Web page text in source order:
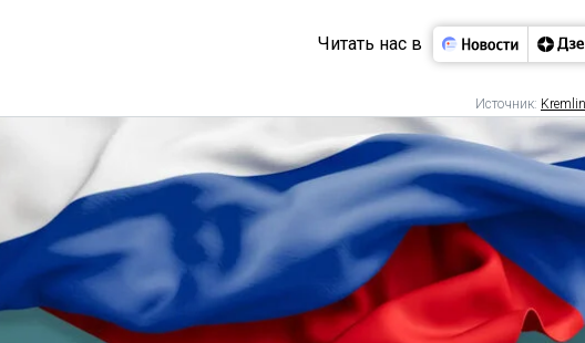
Читать нас в
Источник: